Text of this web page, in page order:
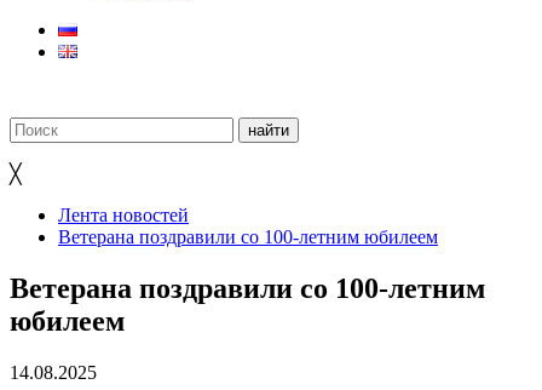
╳
Лента новостей
Ветерана поздравили со 100-летним юбилеем
Ветерана поздравили со 100-летним
юбилеем
14.08.2025